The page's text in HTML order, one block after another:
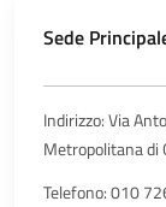
Sede
Indirizzo: Via
Metropolitana di
Telefono: 010